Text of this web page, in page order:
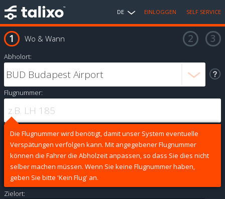
DE EINLOGGEN SELF SERVICE
Wo & Wann
Abholort:
Flugnummer:
Die Flugnummer wird benötigt, damit unser System eventuelle
Verspätungen verfolgen kann. Mit angegebener Flugnummer
können die Fahrer die Abholzeit anpassen, so dass Sie dies nicht
selber machen müssen. Wenn Sie keine Flugnummer haben,
geben Sie bitte 'Kein Flug' an.
Zielort: